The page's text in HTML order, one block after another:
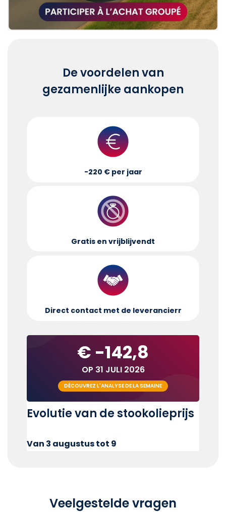
De voordelen van
gezamenlijke aankopen
-220 € per jaar
Gratis en vrijblijvendt
Direct contact met de leverancierr
€ -142,8
OP 31 JULI 2026
DÉCOUVREZ L'ANALYSE DE LA SEMAINE
Evolutie van de stookolieprijs
Van 3 augustus tot 9
Veelgestelde vragen